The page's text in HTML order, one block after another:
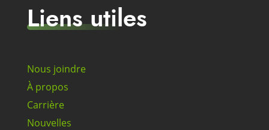
Liens utiles
Nous joindre
À propos
Carrière
Nouvelles